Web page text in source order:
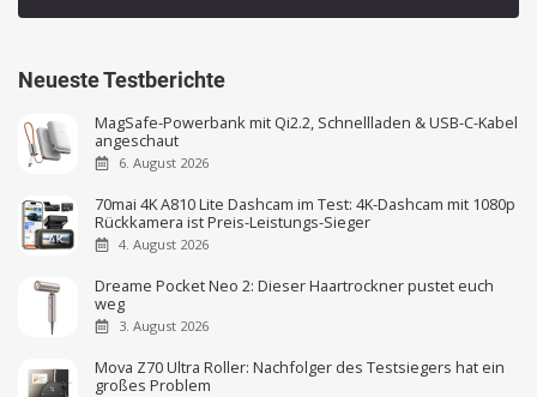
Neueste Testberichte
MagSafe-Powerbank mit Qi2.2, Schnellladen & USB-C-Kabel
angeschaut
6. August 2026
70mai 4K A810 Lite Dashcam im Test: 4K-Dashcam mit 1080p
Rückkamera ist Preis-Leistungs-Sieger
4. August 2026
Dreame Pocket Neo 2: Dieser Haartrockner pustet euch
weg
3. August 2026
Mova Z70 Ultra Roller: Nachfolger des Testsiegers hat ein
großes Problem